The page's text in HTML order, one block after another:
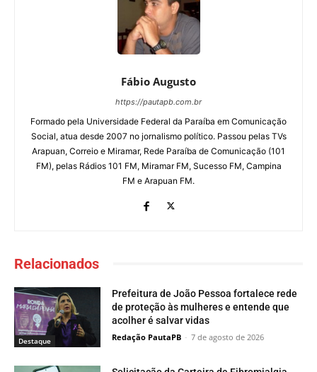
Fábio Augusto
https://pautapb.com.br
Formado pela Universidade Federal da Paraíba em Comunicação
Social, atua desde 2007 no jornalismo político. Passou pelas TVs
Arapuan, Correio e Miramar, Rede Paraíba de Comunicação (101
FM), pelas Rádios 101 FM, Miramar FM, Sucesso FM, Campina
FM e Arapuan FM.
Relacionados
Destaque
Prefeitura de João Pessoa fortalece rede
de proteção às mulheres e entende que
acolher é salvar vidas
Redação PautaPB - 7 de agosto de 2026